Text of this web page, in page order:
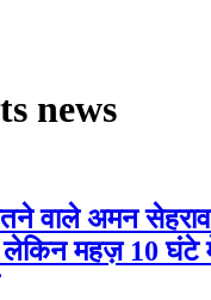
news
वाले अमन
लेकिन महज़ 10 घंटे